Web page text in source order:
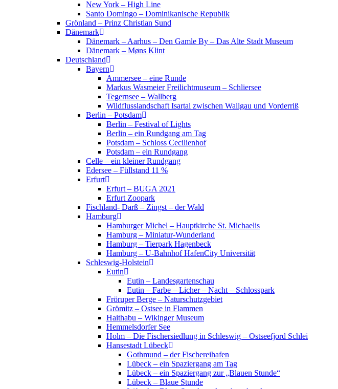
New York – High Line
Santo Domingo – Dominikanische Republik
Grönland – Prinz Christian Sund
Dänemark
Dänemark – Aarhus – Den Gamle By – Das Alte Stadt Museum
Dänemark – Møns Klint
Deutschland
Bayern
Ammersee – eine Runde
Markus Wasmeier Freilichtmuseum – Schliersee
Tegernsee – Wallberg
Wildflusslandschaft Isartal zwischen Wallgau und Vorderriß
Berlin – Potsdam
Berlin – Festival of Lights
Berlin – ein Rundgang am Tag
Potsdam – Schloss Cecilienhof
Potsdam – ein Rundgang
Celle – ein kleiner Rundgang
Edersee – Füllstand 11 %
Erfurt
Erfurt – BUGA 2021
Erfurt Zoopark
Fischland- Darß – Zingst – der Wald
Hamburg
Hamburger Michel – Hauptkirche St. Michaelis
Hamburg – Miniatur-Wunderland
Hamburg – Tierpark Hagenbeck
Hamburg – U-Bahnhof HafenCity Universität
Schleswig-Holstein
Eutin
Eutin – Landesgartenschau
Eutin – Farbe – Licher – Nacht – Schlosspark
Fröruper Berge – Naturschutzgebiet
Grömitz – Ostsee in Flammen
Haithabu – Wikinger Museum
Hemmelsdorfer See
Holm – Die Fischersiedlung in Schleswig – Ostseefjord Schlei
Hansestadt Lübeck
Gothmund – der Fischereihafen
Lübeck – ein Spaziergang am Tag
Lübeck – ein Spaziergang zur „Blauen Stunde“
Lübeck – Blaue Stunde